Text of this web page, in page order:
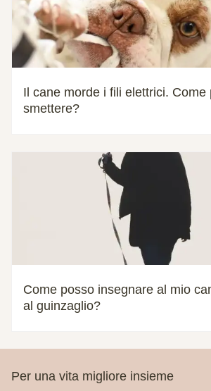
Il cane morde i fili elettrici. Come
smettere?
Come posso insegnare al mio
al guinzaglio?
Per una vita migliore insieme